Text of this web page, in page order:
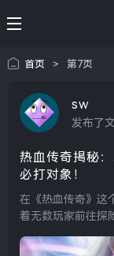
首页 > 第7页
sw
发布了
热血传奇揭秘
必打对象！
在《热血传奇》这
着无数玩家前往探
额的经验值，还有